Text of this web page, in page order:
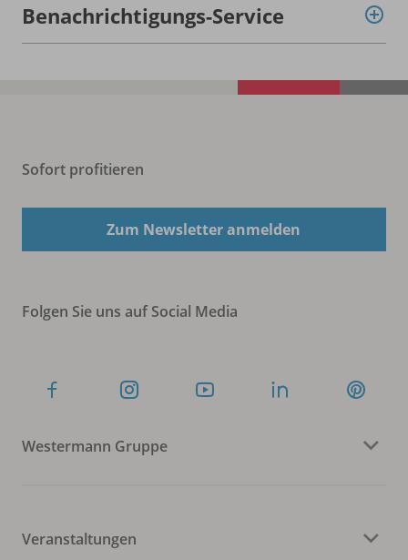
Benachrichtigungs-Service
Sofort profitieren
Zum Newsletter anmelden
Folgen Sie uns auf Social Media
Westermann Gruppe
Veranstaltungen